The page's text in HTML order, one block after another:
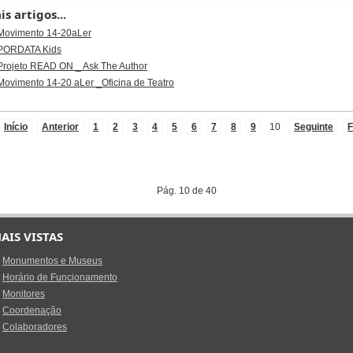
artigos...
14-20aLer
Kids
READ ON _ Ask The Author
14-20 aLer _Oficina de Teatro
Início Anterior 1 2 3 4 5 6 7 8 9 10 Seguinte
Pág. 10 de 40
VISTAS
Monumentos e Museus
Horário de Funcionamento
Monitores
Coordenação
Colaboradores